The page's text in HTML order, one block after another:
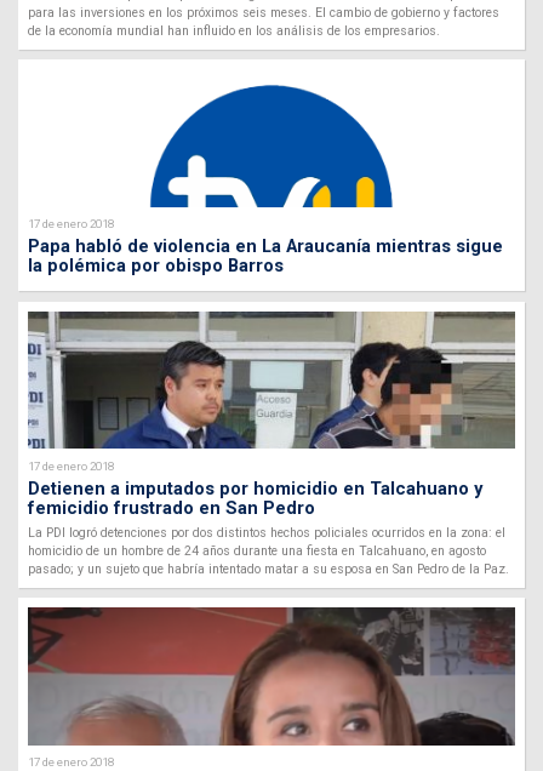
para las inversiones en los próximos seis meses. El cambio de gobierno y factores
de la economía mundial han influido en los análisis de los empresarios.
17 de enero 2018
Papa habló de violencia en La Araucanía mientras sigue
la polémica por obispo Barros
17 de enero 2018
Detienen a imputados por homicidio en Talcahuano y
femicidio frustrado en San Pedro
La PDI logró detenciones por dos distintos hechos policiales ocurridos en la zona: el
homicidio de un hombre de 24 años durante una fiesta en Talcahuano, en agosto
pasado; y un sujeto que habría intentado matar a su esposa en San Pedro de la Paz.
17 de enero 2018